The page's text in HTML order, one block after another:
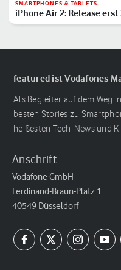
SMARTPHONES & TABLETS
iPhone Air 2: Release
featured ist Vodafones
Als Begleiter auf dem Weg
besten Stories zu
heißesten Tech-News und
Anschrift
Vodafone GmbH
Ferdinand-Braun-Platz 1
40549 Düsseldorf